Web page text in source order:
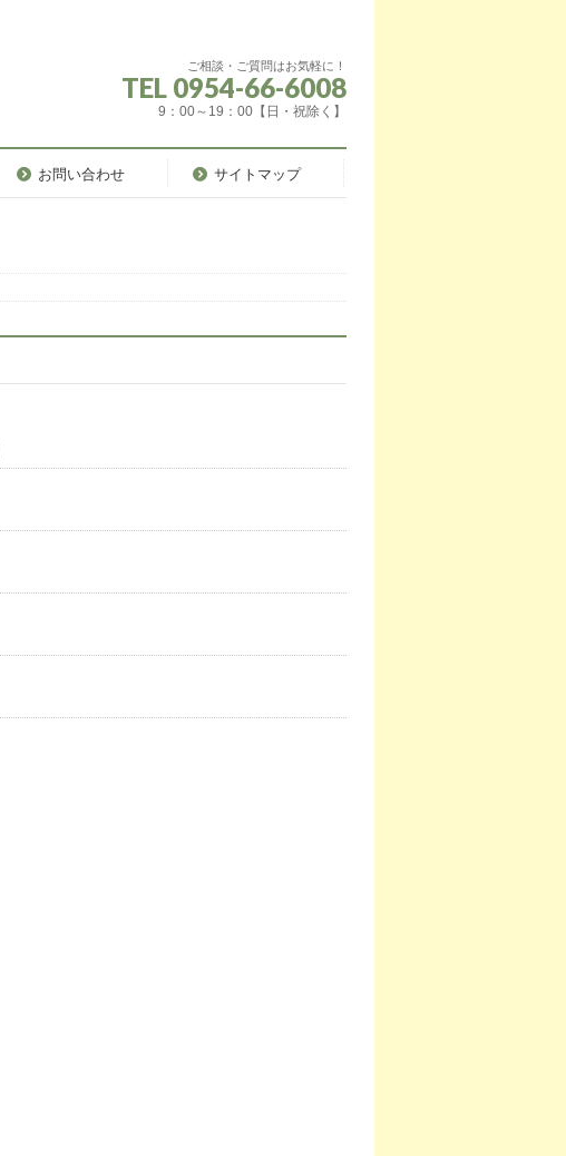
ご相談・ご質問はお気軽に！
TEL 0954-66-6008
9：00～19：00【日・祝除く】
お問い合わせ サイトマップ